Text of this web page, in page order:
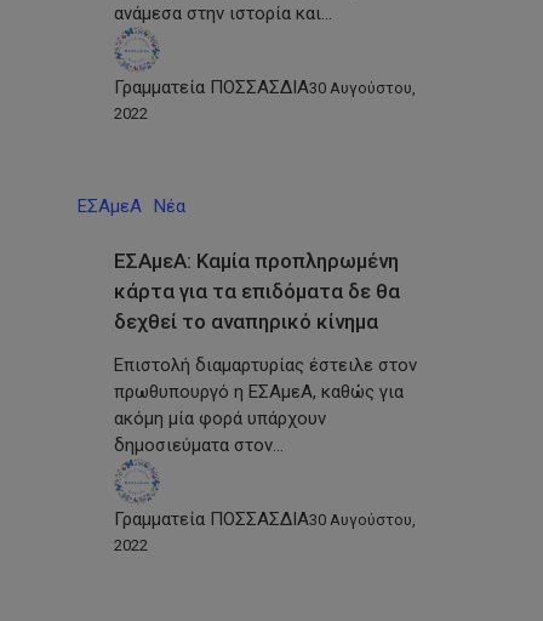
ανάμεσα στην ιστορία και…
Γραμματεία ΠΟΣΣΑΣΔΙΑ30 Αυγούστου,
2022
ΕΣΑμεΑ Νέα
ΕΣΑμεΑ: Καμία προπληρωμένη
κάρτα για τα επιδόματα δε θα
δεχθεί το αναπηρικό κίνημα
Επιστολή διαμαρτυρίας έστειλε στον
πρωθυπουργό η ΕΣΑμεΑ, καθώς για
ακόμη μία φορά υπάρχουν
δημοσιεύματα στον…
Γραμματεία ΠΟΣΣΑΣΔΙΑ30 Αυγούστου,
2022